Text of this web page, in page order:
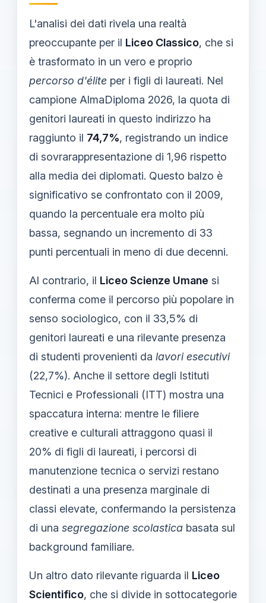
L'analisi dei dati rivela una realtà
preoccupante per il Liceo Classico, che si
è trasformato in un vero e proprio
percorso d'élite per i figli di laureati. Nel
campione AlmaDiploma 2026, la quota di
genitori laureati in questo indirizzo ha
raggiunto il 74,7%, registrando un indice
di sovrarappresentazione di 1,96 rispetto
alla media dei diplomati. Questo balzo è
significativo se confrontato con il 2009,
quando la percentuale era molto più
bassa, segnando un incremento di 33
punti percentuali in meno di due decenni.
Al contrario, il Liceo Scienze Umane si
conferma come il percorso più popolare in
senso sociologico, con il 33,5% di
genitori laureati e una rilevante presenza
di studenti provenienti da lavori esecutivi
(22,7%). Anche il settore degli Istituti
Tecnici e Professionali (ITT) mostra una
spaccatura interna: mentre le filiere
creative e culturali attraggono quasi il
20% di figli di laureati, i percorsi di
manutenzione tecnica o servizi restano
destinati a una presenza marginale di
classi elevate, confermando la persistenza
di una segregazione scolastica basata sul
background familiare.
Un altro dato rilevante riguarda il Liceo
Scientifico, che si divide in sottocategorie